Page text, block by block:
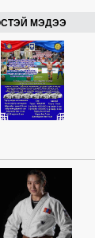
МЭДЭЭ